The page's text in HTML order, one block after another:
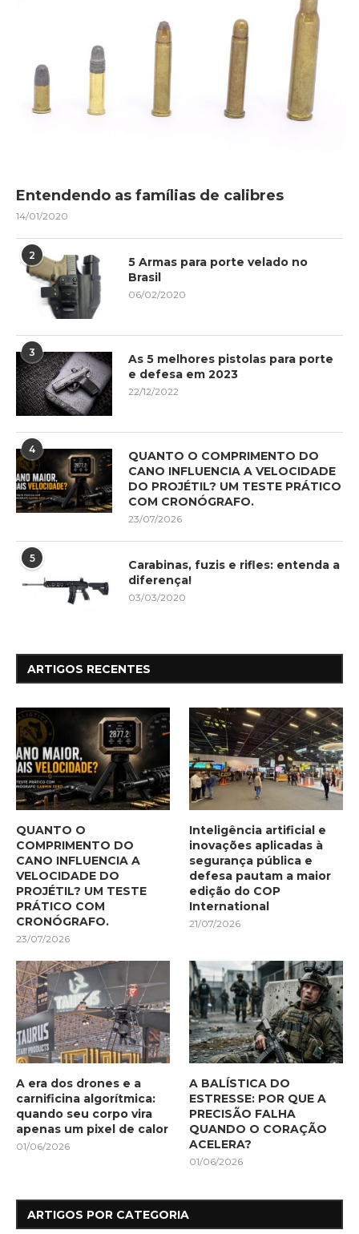
Entendendo as famílias de calibres
14/01/2020
2
5 Armas para porte velado no
Brasil
06/02/2020
3
As 5 melhores pistolas para porte
e defesa em 2023
22/12/2022
4
QUANTO O COMPRIMENTO DO
CANO INFLUENCIA A VELOCIDADE
DO PROJÉTIL? UM TESTE PRÁTICO
COM CRONÓGRAFO.
23/07/2026
5
Carabinas, fuzis e rifles: entenda a
diferença!
03/03/2020
ARTIGOS RECENTES
QUANTO O
COMPRIMENTO DO
CANO INFLUENCIA A
VELOCIDADE DO
PROJÉTIL? UM TESTE
PRÁTICO COM
CRONÓGRAFO.
23/07/2026
Inteligência artificial e
inovações aplicadas à
segurança pública e
defesa pautam a maior
edição do COP
International
21/07/2026
A era dos drones e a
carnificina algorítmica:
quando seu corpo vira
apenas um pixel de calor
01/06/2026
A BALÍSTICA DO
ESTRESSE: POR QUE A
PRECISÃO FALHA
QUANDO O CORAÇÃO
ACELERA?
01/06/2026
ARTIGOS POR CATEGORIA